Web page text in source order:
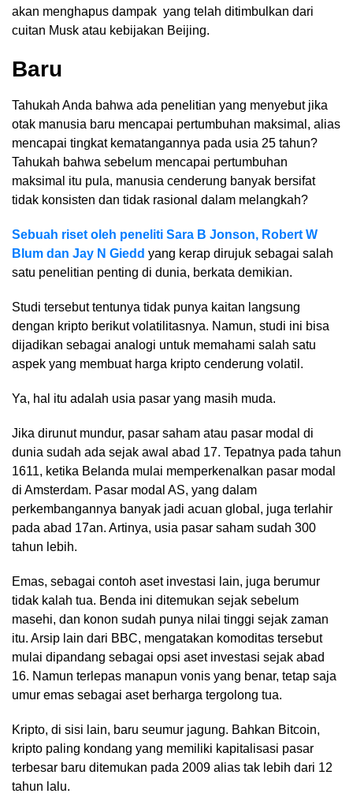
akan menghapus dampak yang telah ditimbulkan dari
cuitan Musk atau kebijakan Beijing.
Baru
Tahukah Anda bahwa ada penelitian yang menyebut jika
otak manusia baru mencapai pertumbuhan maksimal, alias
mencapai tingkat kematangannya pada usia 25 tahun?
Tahukah bahwa sebelum mencapai pertumbuhan
maksimal itu pula, manusia cenderung banyak bersifat
tidak konsisten dan tidak rasional dalam melangkah?
Sebuah riset oleh peneliti Sara B Jonson, Robert W
Blum dan Jay N Giedd yang kerap dirujuk sebagai salah
satu penelitian penting di dunia, berkata demikian.
Studi tersebut tentunya tidak punya kaitan langsung
dengan kripto berikut volatilitasnya. Namun, studi ini bisa
dijadikan sebagai analogi untuk memahami salah satu
aspek yang membuat harga kripto cenderung volatil.
Ya, hal itu adalah usia pasar yang masih muda.
Jika dirunut mundur, pasar saham atau pasar modal di
dunia sudah ada sejak awal abad 17. Tepatnya pada tahun
1611, ketika Belanda mulai memperkenalkan pasar modal
di Amsterdam. Pasar modal AS, yang dalam
perkembangannya banyak jadi acuan global, juga terlahir
pada abad 17an. Artinya, usia pasar saham sudah 300
tahun lebih.
Emas, sebagai contoh aset investasi lain, juga berumur
tidak kalah tua. Benda ini ditemukan sejak sebelum
masehi, dan konon sudah punya nilai tinggi sejak zaman
itu. Arsip lain dari BBC, mengatakan komoditas tersebut
mulai dipandang sebagai opsi aset investasi sejak abad
16. Namun terlepas manapun vonis yang benar, tetap saja
umur emas sebagai aset berharga tergolong tua.
Kripto, di sisi lain, baru seumur jagung. Bahkan Bitcoin,
kripto paling kondang yang memiliki kapitalisasi pasar
terbesar baru ditemukan pada 2009 alias tak lebih dari 12
tahun lalu.